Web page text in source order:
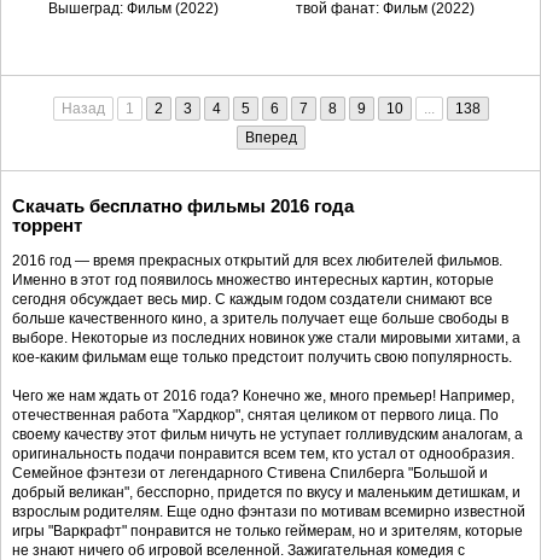
Вышеград: Фильм (2022) твой фанат: Фильм (2022)
Назад 1 2 3 4 5 6 7 8 9 10
138
Вперед
Скачать бесплатно фильмы 2016 года
торрент
2016 год — время прекрасных открытий для всех любителей фильмов.
Именно в этот год появилось множество интересных картин, которые
сегодня обсуждает весь мир. С каждым годом создатели снимают все
больше качественного кино, а зритель получает еще больше свободы в
выборе. Некоторые из последних новинок уже стали мировыми хитами, а
кое-каким фильмам еще только предстоит получить свою популярность.
Чего же нам ждать от 2016 года? Конечно же, много премьер! Например,
отечественная работа "Хардкор", снятая целиком от первого лица. По
своему качеству этот фильм ничуть не уступает голливудским аналогам, а
оригинальность подачи понравится всем тем, кто устал от однообразия.
Семейное фэнтези от легендарного Стивена Спилберга "Большой и
добрый великан", бесспорно, придется по вкусу и маленьким детишкам, и
взрослым родителям. Еще одно фэнтази по мотивам всемирно известной
игры "Варкрафт" понравится не только геймерам, но и зрителям, которые
не знают ничего об игровой вселенной. Зажигательная комедия с